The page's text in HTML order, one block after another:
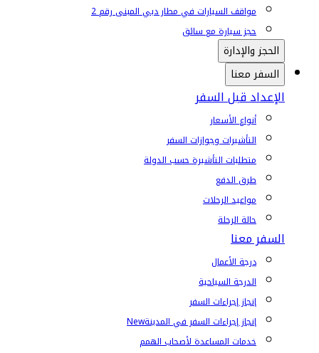
مواقف السيارات في مطار دبي المبنى رقم 2
حجز سيارة مع سائق
الحجز والإدارة
السفر معنا
الإعداد قبل السفر
أنواع الأسعار
التأشيرات وجوازات السفر
متطلبات التأشيرة حسب الدولة
طرق الدفع
مواعيد الرحلات
حالة الرحلة
السفر معنا
درجة الأعمال
الدرجة السياحية
إنجاز إجراءات السفر
إنجاز إجراءات السفر في المدينةNew
خدمات المساعدة لأصحاب الهمم